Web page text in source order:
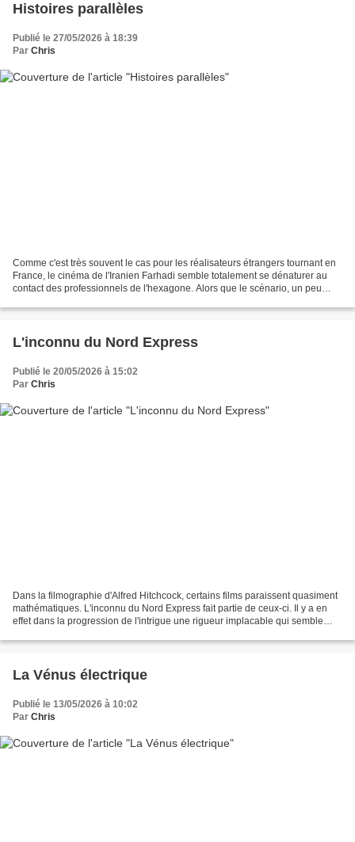
Histoires parallèles
Publié le 27/05/2026 à 18:39
Par Chris
Comme c'est très souvent le cas pour les réalisateurs étrangers tournant en
France, le cinéma de l'Iranien Farhadi semble totalement se dénaturer au
contact des professionnels de l'hexagone. Alors que le scénario, un peu
L'inconnu du Nord Express
Publié le 20/05/2026 à 15:02
Par Chris
Dans la filmographie d'Alfred Hitchcock, certains films paraissent quasiment
mathématiques. L'inconnu du Nord Express fait partie de ceux-ci. Il y a en
effet dans la progression de l'intrigue une rigueur implacable qui semble
La Vénus électrique
Publié le 13/05/2026 à 10:02
Par Chris